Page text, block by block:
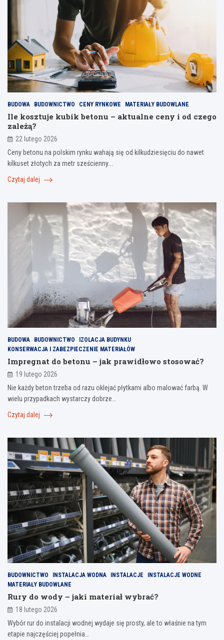
BUDOWA BUDOWNICTWO CENY RYNKOWE MATERIAŁY BUDOWLANE
Ile kosztuje kubik betonu – aktualne ceny i od czego
zależą?
22 lutego 2026
Ceny betonu na polskim rynku wahają się od kilkudziesięciu do nawet
kilkuset złotych za metr sześcienny.…
Czytaj dalej
BUDOWA BUDOWNICTWO
IZOLACJA BUDYNKU
KONSERWACJA I ZABEZPIECZENIE MATERIAŁÓW
Impregnat do betonu – jak prawidłowo stosować?
19 lutego 2026
Nie każdy beton trzeba od razu oklejać płytkami albo malować farbą. W
wielu przypadkach wystarczy dobrze…
Czytaj dalej
BUDOWNICTWO INSTALACJA WODNA INSTALACJE
INSTALACJE WODNE
MATERIAŁY BUDOWLANE
Rury do wody – jaki materiał wybrać?
18 lutego 2026
Wybór rur do instalacji wodnej wydaje się prosty, ale to właśnie na tym
etapie najczęściej popełnia…